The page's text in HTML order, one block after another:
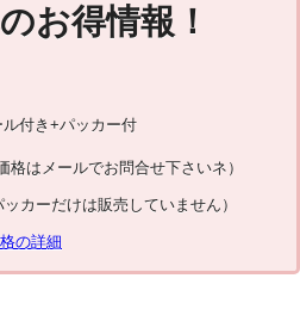
お得情報！
付き+パッカー付
はメールでお問合せ下さいネ）
カーだけは販売していません）
の詳細